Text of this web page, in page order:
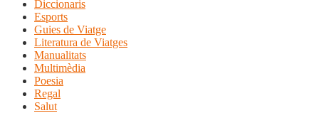
Diccionaris
Esports
Guies de Viatge
Literatura de Viatges
Manualitats
Multimèdia
Poesia
Regal
Salut